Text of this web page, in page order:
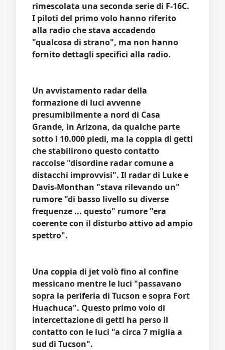
rimescolata una seconda serie di F-16C.
I piloti del primo volo hanno riferito
alla radio che stava accadendo
"qualcosa di strano", ma non hanno
fornito dettagli specifici alla radio.
Un avvistamento radar della
formazione di luci avvenne
presumibilmente a nord di Casa
Grande, in Arizona, da qualche parte
sotto i 10.000 piedi, ma la coppia di getti
che stabilirono questo contatto
raccolse "disordine radar comune a
distacchi improvvisi". Il radar di Luke e
Davis-Monthan "stava rilevando un"
rumore "di basso livello su diverse
frequenze ... questo" rumore "era
coerente con il disturbo attivo ad ampio
spettro".
Una coppia di jet volò fino al confine
messicano mentre le luci "passavano
sopra la periferia di Tucson e sopra Fort
Huachuca". Questo primo volo di
intercettazione di getti ha perso il
contatto con le luci "a circa 7 miglia a
sud di Tucson".